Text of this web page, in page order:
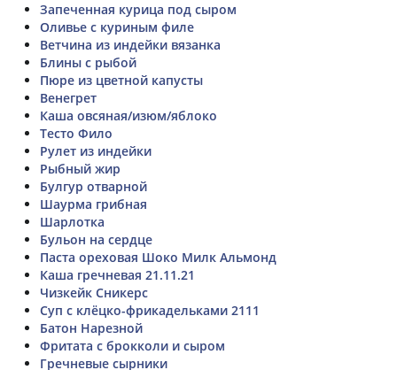
Запеченная курица под сыром
Оливье с куриным филе
Ветчина из индейки вязанка
Блины с рыбой
Пюре из цветной капусты
Венегрет
Каша овсяная/изюм/яблоко
Тесто Фило
Рулет из индейки
Рыбный жир
Булгур отварной
Шаурма грибная
Шарлотка
Бульон на сердце
Паста ореховая Шоко Милк Альмонд
Каша гречневая 21.11.21
Чизкейк Сникерс
Суп с клёцко-фрикадельками 2111
Батон Нарезной
Фритата с брокколи и сыром
Гречневые сырники